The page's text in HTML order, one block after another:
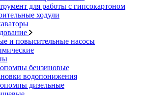
для работы с гипсокартоном
ходули
и повысительные насосы
бензиновые
водопонижения
дизельные